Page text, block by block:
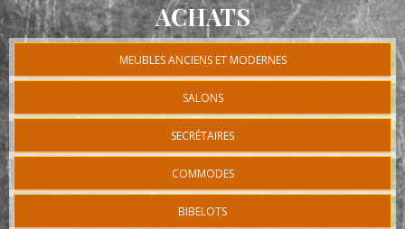
ACHATS
MEUBLES ANCIENS ET MODERNES
SALONS
SECRÉTAIRES
COMMODES
BIBELOTS